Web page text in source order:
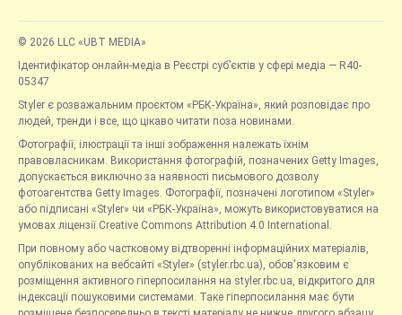
© 2026 LLC «UBT MEDIA»
Ідентифікатор онлайн-медіа в Реєстрі суб’єктів у сфері медіа — R40-
05347
Styler є розважальним проєктом «РБК-Україна», який розповідає про
людей, тренди і все, що цікаво читати поза новинами.
Фотографії, ілюстрації та інші зображення належать їхнім
правовласникам. Використання фотографій, позначених Getty Images,
допускається виключно за наявності письмового дозволу
фотоагентства Getty Images. Фотографії, позначені логотипом «Styler»
або підписані «Styler» чи «РБК-Україна», можуть використовуватися на
умовах ліцензії Creative Commons Attribution 4.0 International.
При повному або частковому відтворенні інформаційних матеріалів,
опублікованих на вебсайті «Styler» (styler.rbc.ua), обов'язковим є
розміщення активного гіперпосилання на styler.rbc.ua, відкритого для
індексації пошуковими системами. Таке гіперпосилання має бути